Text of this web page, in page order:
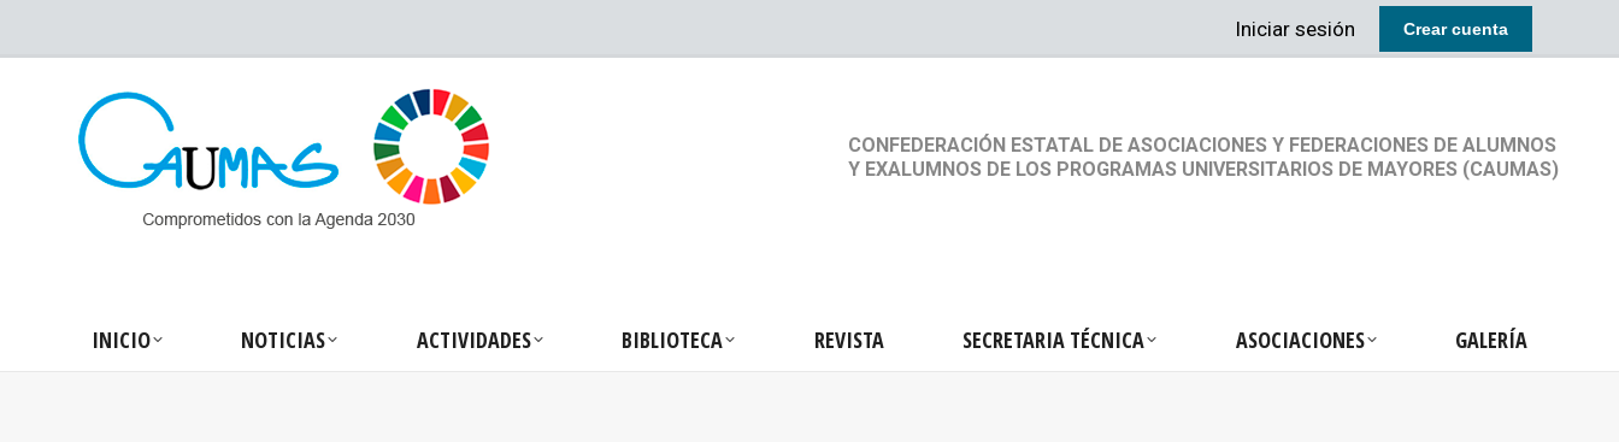
Iniciar sesión Crear cuenta
CONFEDERACIÓN ESTATAL DE ASOCIACIONES Y FEDERACIONES DE ALUMNOS
Y EXALUMNOS DE LOS PROGRAMAS UNIVERSITARIOS DE MAYORES (CAUMAS)
INICIO NOTICIAS ACTIVIDADES BIBLIOTECA REVISTA SECRETARIA TÉCNICA ASOCIACIONES GALERÍA